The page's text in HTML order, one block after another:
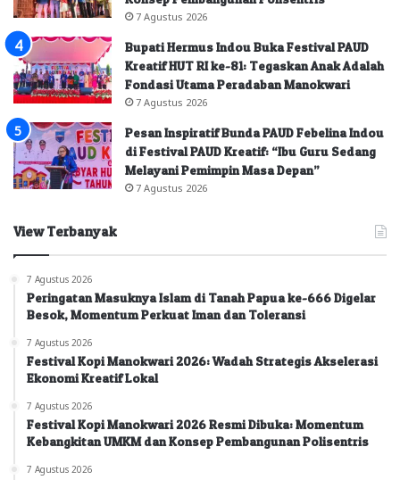
7 Agustus 2026
Bupati Hermus Indou Buka Festival PAUD
Kreatif HUT RI ke-81: Tegaskan Anak Adalah
Fondasi Utama Peradaban Manokwari
7 Agustus 2026
Pesan Inspiratif Bunda PAUD Febelina Indou
di Festival PAUD Kreatif: “Ibu Guru Sedang
Melayani Pemimpin Masa Depan”
7 Agustus 2026
View Terbanyak
7 Agustus 2026
Peringatan Masuknya Islam di Tanah Papua ke-666 Digelar
Besok, Momentum Perkuat Iman dan Toleransi
7 Agustus 2026
Festival Kopi Manokwari 2026: Wadah Strategis Akselerasi
Ekonomi Kreatif Lokal
7 Agustus 2026
Festival Kopi Manokwari 2026 Resmi Dibuka: Momentum
Kebangkitan UMKM dan Konsep Pembangunan Polisentris
7 Agustus 2026